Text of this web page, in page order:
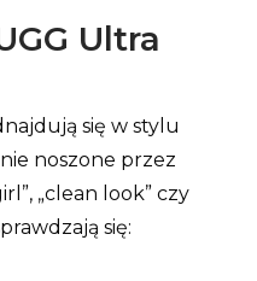
Ultra
się w stylu
noszone przez
„clean look” czy
się: